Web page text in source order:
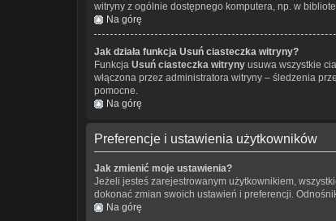
witryny z ogólnie dostępnego komputera, np. w
Na górę
Jak działa funkcja Usuń ciasteczka witryny?
Funkcja Usuń ciasteczka witryny usuwa wszystkie
włączona przez administratora witryny – śledzenia
pomocne.
Na górę
Preferencje i ustawienia użytkowników
Jak zmienić moje ustawienia?
Jeżeli jesteś zarejestrowanym użytkownikiem,
dokonać zmian swoich ustawień i preferencji.
Na górę